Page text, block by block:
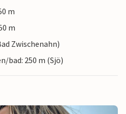
m
m
Zwischenahn)
bad: 250 m (Sjö)